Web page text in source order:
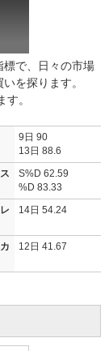
標で、日々の市場
を探ります。
す。
9日 90
13日 88.6
S%D 62.59
%D 83.33
14日 54.24
12日 41.67